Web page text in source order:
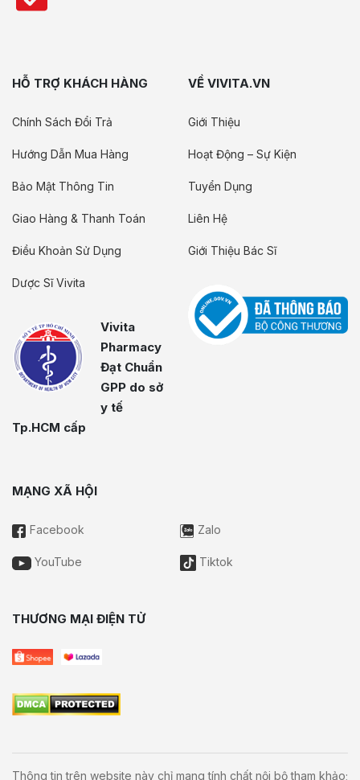
HỖ TRỢ KHÁCH HÀNG
Chính Sách Đổi Trả
Hướng Dẫn Mua Hàng
Bảo Mật Thông Tin
Giao Hàng & Thanh Toán
Điều Khoản Sử Dụng
Dược Sĩ Vivita
Vivita
Pharmacy
Đạt Chuẩn
GPP do sở
y tế
Tp.HCM cấp
VỀ VIVITA.VN
Giới Thiệu
Hoạt Động – Sự Kiện
Tuyển Dụng
Liên Hệ
Giới Thiệu Bác Sĩ
MẠNG XÃ HỘI
Facebook Zalo
YouTube Tiktok
THƯƠNG MẠI ĐIỆN TỬ
Thông tin trên website này chỉ mang tính chất nội bộ tham khảo;